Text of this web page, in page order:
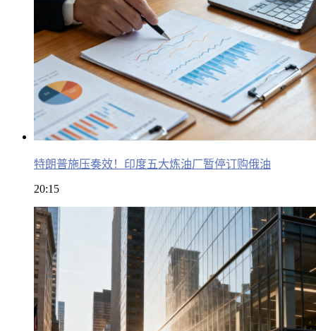
特朗普施压奏效！印度五大炼油厂暂停订购俄油
20:15